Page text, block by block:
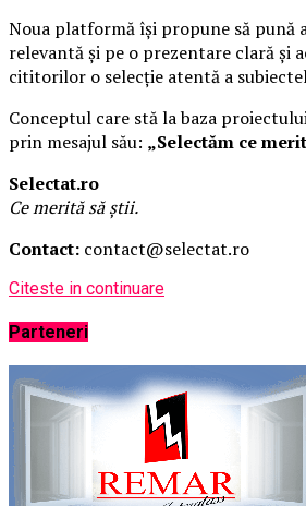
Noua platformă își propune să pună
relevantă și pe o prezentare clară și
cititorilor o selecție atentă a
Conceptul care stă la baza
prin mesajul său: „Selectăm ce
Selectat.ro
Ce merită să știi.
Contact: contact@selectat.ro
Citeste in continuare
Parteneri